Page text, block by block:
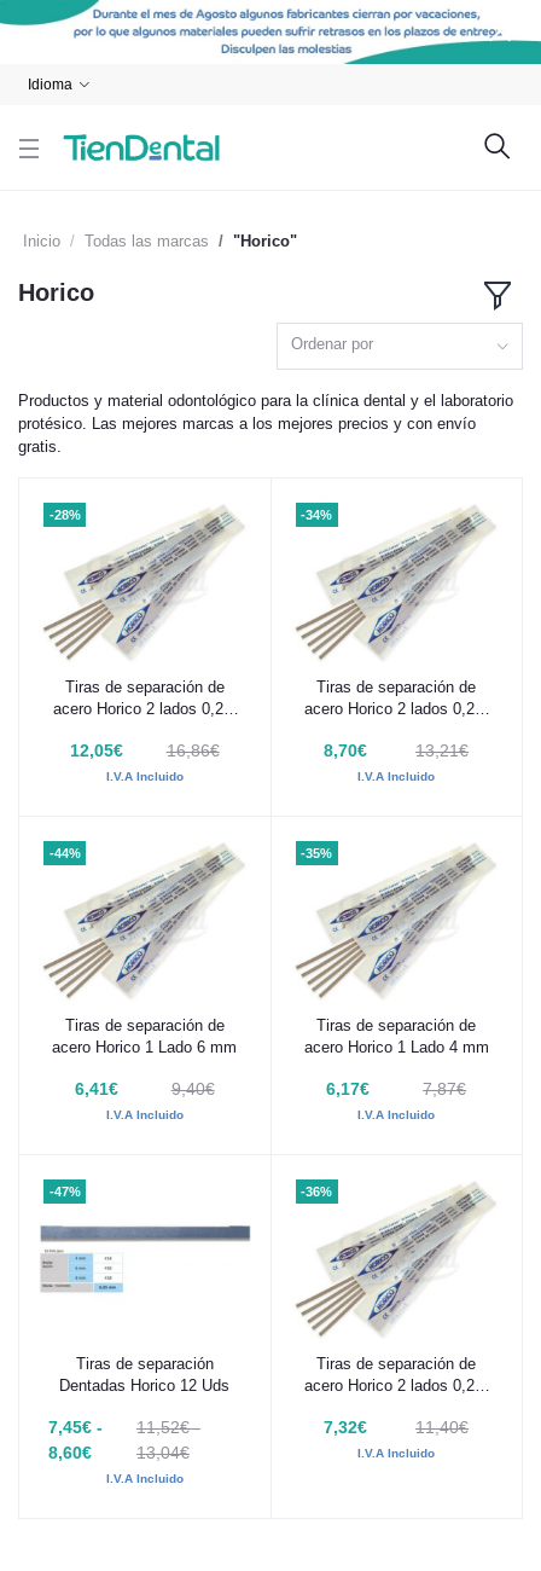
Idioma
Inicio Todas las marcas "Horico"
Horico
Ordenar por
Productos y material odontológico para la clínica dental y el laboratorio
protésico. Las mejores marcas a los mejores precios y con envío
gratis.
-28%
Añadir al carrito
Tiras de separación de
acero Horico 2 lados 0,2 x
12,05€ 16,86€
I.V.A Incluido
-34%
Añadir al carrito
Tiras de separación de
acero Horico 2 lados 0,2 x
8,70€ 13,21€
I.V.A Incluido
-44%
Añadir al carrito
Tiras de separación de
acero Horico 1 Lado 6 mm
6,41€ 9,40€
I.V.A Incluido
-35%
Añadir al carrito
Tiras de separación de
acero Horico 1 Lado 4 mm
6,17€ 7,87€
I.V.A Incluido
-47%
Añadir al carrito
Tiras de separación
Dentadas Horico 12 Uds
7,45€ -
8,60€
11,52€ -
13,04€
I.V.A Incluido
-36%
Añadir al carrito
Tiras de separación de
acero Horico 2 lados 0,2 x
7,32€ 11,40€
I.V.A Incluido